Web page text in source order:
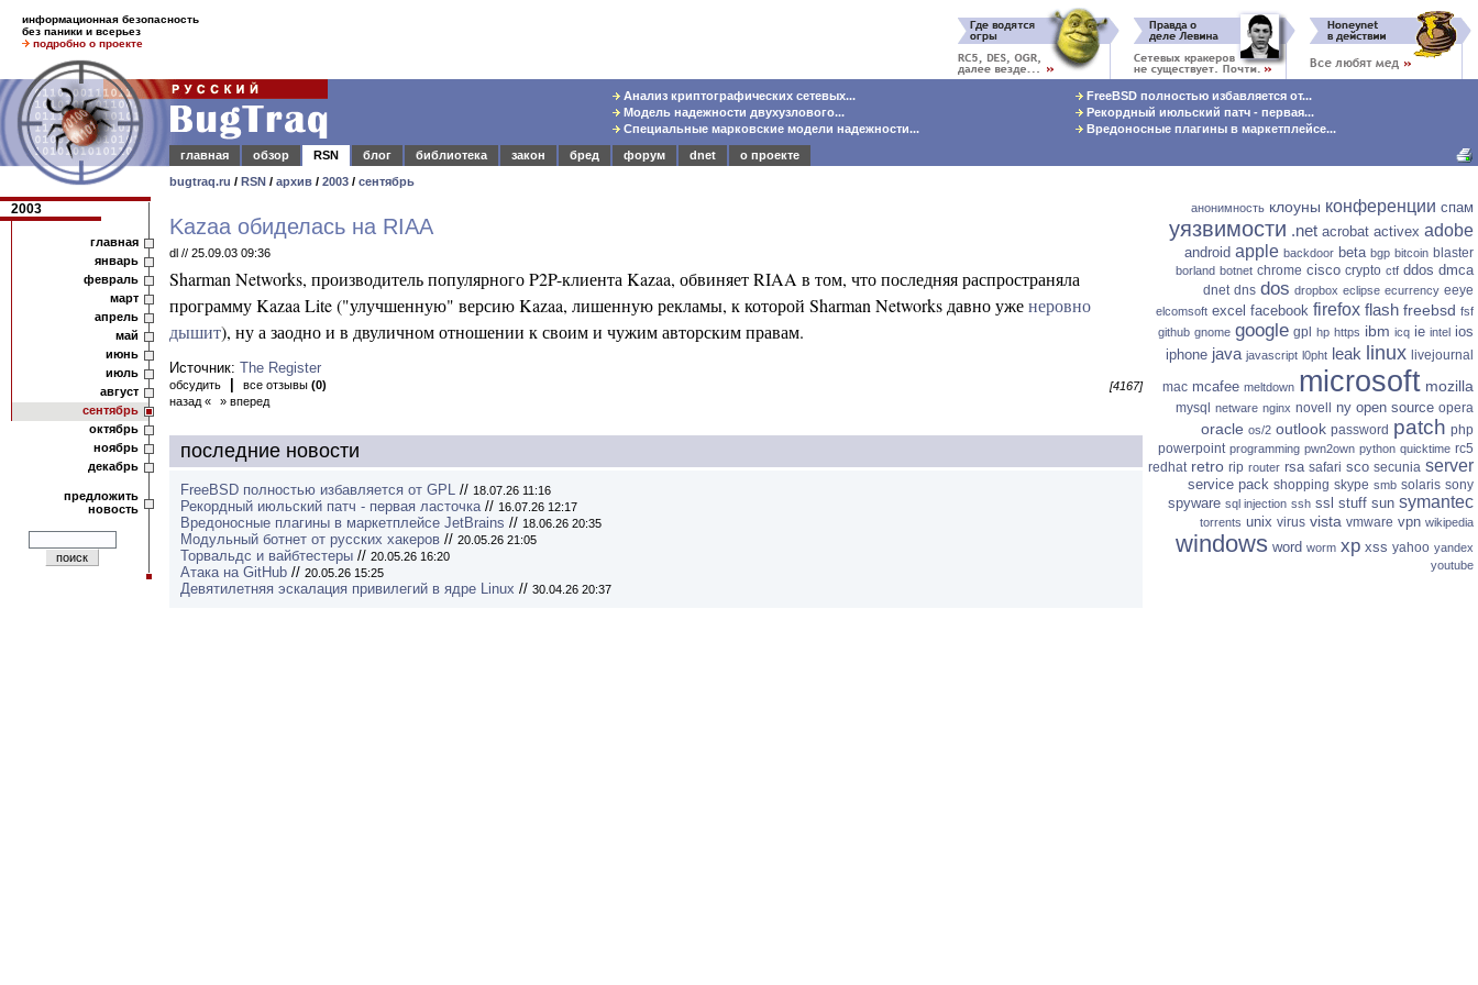
информационная безопасность
без паники и всерьез
подробно о проекте
Анализ криптографических сетевых...
Модель надежности двухузлового...
Специальные марковские модели надежности...
FreeBSD полностью избавляется от...
Рекордный июльский патч - первая...
Вредоносные плагины в маркетплейсе...
главная
обзор RSN блог библиотека закон бред форум dnet
о проекте
bugtraq.ru / RSN / архив / 2003 / сентябрь
2003
главная
январь
февраль
март
апрель
май
июнь
июль
август
сентябрь
октябрь
ноябрь
декабрь
предложить
новость
Kazaa обиделась на RIAA
dl // 25.09.03 09:36
Sharman Networks, производитель популярного P2P-клиента Kazaa, обвиняет RIAA в том, что последняя распространяла
программу Kazaa Lite ("улучшенную" версию Kazaa, лишенную рекламы, к которой Sharman Networks давно уженеровно
дышит), ну а заодно и в двуличном отношении к своим и чужим авторским правам.
Источник: The Register
обсудить все отзывы (0)
[4167]
назад «
» вперед
последние новости
FreeBSD полностью избавляется от GPL // 18.07.26 11:16
Рекордный июльский патч - первая ласточка// 16.07.26 12:17
Вредоносные плагины в маркетплейсе JetBrains // 18.06.26 20:35
Модульный ботнет от русских хакеров // 20.05.26 21:05
Торвальдс и вайбтестеры // 20.05.26 16:20
Атака на GitHub // 20.05.26 15:25
Девятилетняя эскалация привилегий в ядре Linux // 30.04.26 20:37
анонимность клоуны конференции спам
уязвимости .net acrobat activex adobe
android apple backdoor beta bgp bitcoin blaster
borland botnet chrome cisco crypto ctf ddos dmca
dnet dns dos dropbox eclipse ecurrency eeye
elcomsoft excel facebook firefox flash freebsd fsf
github gnome google gpl hp https ibm icq ie intel ios
iphone java javascript l0pht leak linux livejournal
mac mcafee meltdown microsoft mozilla
mysql netware nginx novell ny open source opera
oracle os/2 outlook password patch php
powerpoint programming pwn2own python quicktime rc5
redhat retro rip router rsa safari sco secunia server
service pack shopping skype smb solaris sony
spyware sql injection ssh ssl stuff sun symantec
torrents unix virus vista vmware vpn wikipedia
windows word worm xp xss yahoo yandex
youtube